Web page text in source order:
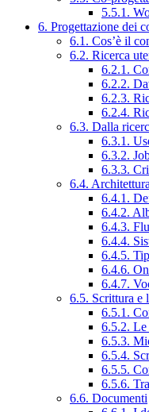
5.5.1.
6. Progettazione dei
6.1. Cos’è il
6.2. Ricerca
6.2.1.
6.2.2.
6.2.3.
6.2.4.
6.3. Dalla
6.3.1.
6.3.2.
6.3.3.
6.4.
6.4.1.
6.4.2.
6.4.3.
6.4.4.
6.4.5.
6.4.6.
6.4.7.
6.5. Scrittura e
6.5.1.
6.5.2. Le
6.5.3.
6.5.4.
6.5.5.
6.5.6.
6.6. Documenti